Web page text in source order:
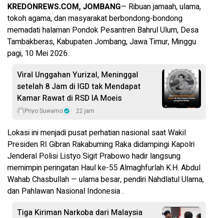
KREDONREWS.COM, JOMBANG— Ribuan jamaah, ulama,
tokoh agama, dan masyarakat berbondong-bondong
memadati halaman Pondok Pesantren Bahrul Ulum, Desa
Tambakberas, Kabupaten Jombang, Jawa Timur, Minggu
pagi, 10 Mei 2026.
Viral Unggahan Yurizal, Meninggal
setelah 8 Jam di IGD tak Mendapat
Kamar Rawat di RSD IA Moeis
Priyo Suwarno 22 jam
Lokasi ini menjadi pusat perhatian nasional saat Wakil
Presiden RI Gibran Rakabuming Raka didampingi Kapolri
Jenderal Polisi Listyo Sigit Prabowo hadir langsung
memimpin peringatan Haul ke-55 Almaghfurlah K.H. Abdul
Wahab Chasbullah — ulama besar, pendiri Nahdlatul Ulama,
dan Pahlawan Nasional Indonesia .
Tiga Kiriman Narkoba dari Malaysia